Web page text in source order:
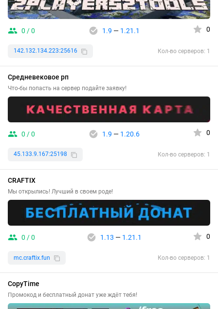
0 / 0 1.9 — 1.21.1 0
142.132.134.223:25616 Кол-во серверов: 1
Средневековое рп
Что-бы попасть на сервер подайте заявку!
0 / 0 1.9 — 1.20.6 0
45.133.9.167:25198 Кол-во серверов: 1
CRAFTIX
Мы открылись! Лучший в своем роде!
0 / 0 1.13 — 1.21.1 0
mc.craftix.fun Кол-во серверов: 1
CopyTime
Промокод и бесплатный донат уже ждёт тебя!